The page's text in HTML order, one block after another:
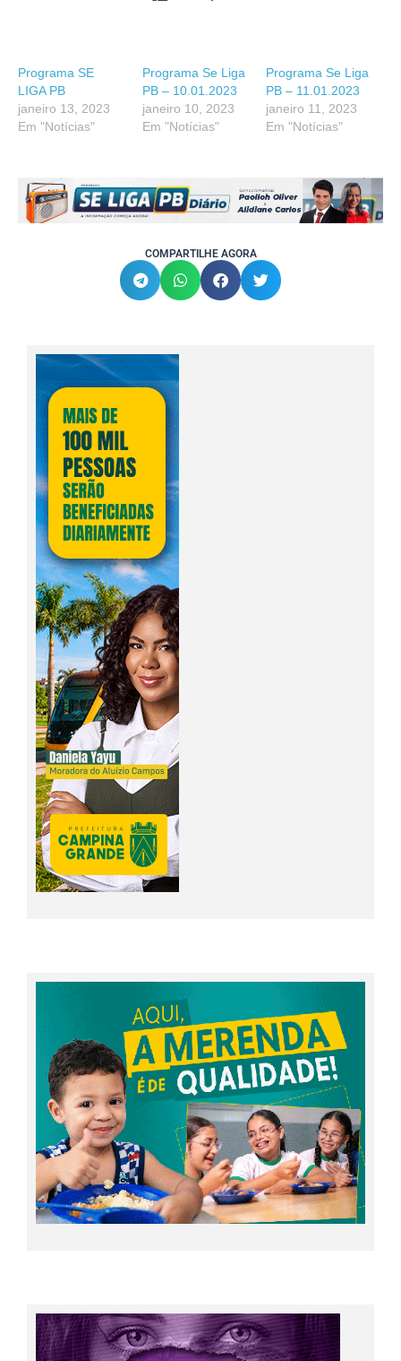
Programa SE
LIGA PB
janeiro 13, 2023
Em "Notícias"
Programa Se Liga
PB – 10.01.2023
janeiro 10, 2023
Em "Notícias"
Programa Se Liga
PB – 11.01.2023
janeiro 11, 2023
Em "Notícias"
COMPARTILHE AGORA